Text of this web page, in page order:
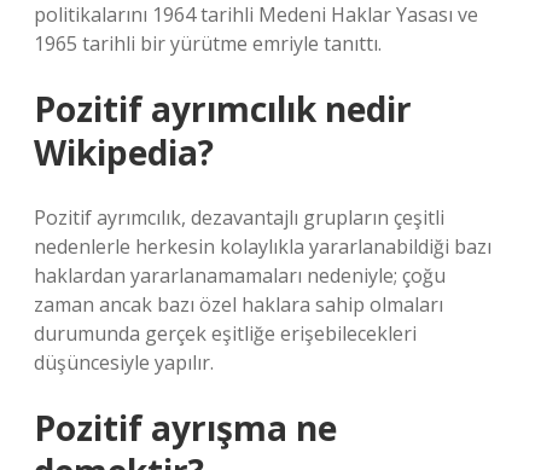
politikalarını 1964 tarihli Medeni Haklar Yasası ve
1965 tarihli bir yürütme emriyle tanıttı.
Pozitif ayrımcılık nedir
Wikipedia?
Pozitif ayrımcılık, dezavantajlı grupların çeşitli
nedenlerle herkesin kolaylıkla yararlanabildiği bazı
haklardan yararlanamamaları nedeniyle; çoğu
zaman ancak bazı özel haklara sahip olmaları
durumunda gerçek eşitliğe erişebilecekleri
düşüncesiyle yapılır.
Pozitif ayrışma ne